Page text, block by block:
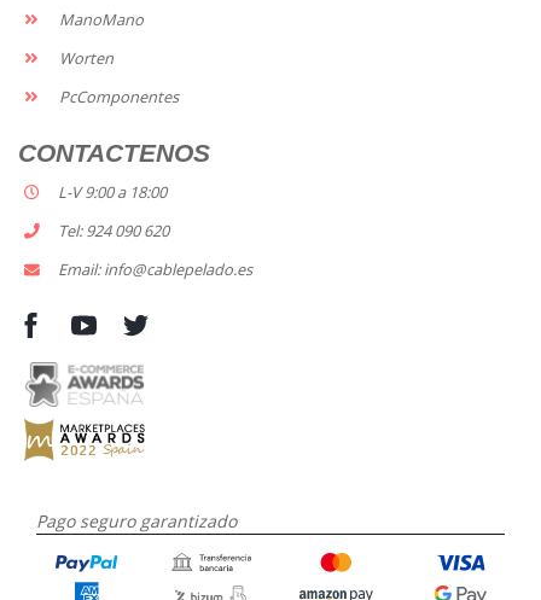
ManoMano
Worten
PcComponentes
CONTACTENOS
L-V 9:00 a 18:00
Tel: 924 090 620
Email: info@cablepelado.es
Pago seguro garantizado